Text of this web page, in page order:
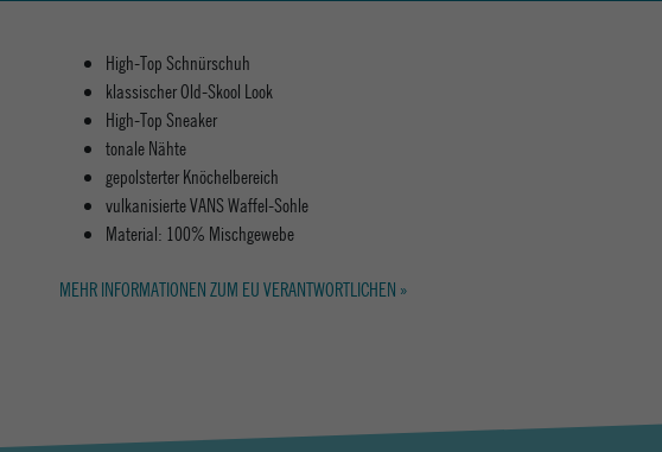
High-Top Schnürschuh
klassischer Old-Skool Look
High-Top Sneaker
tonale Nähte
gepolsterter Knöchelbereich
vulkanisierte VANS Waffel-Sohle
Material: 100% Mischgewebe
MEHR INFORMATIONEN ZUM EU VERANTWORTLICHEN »